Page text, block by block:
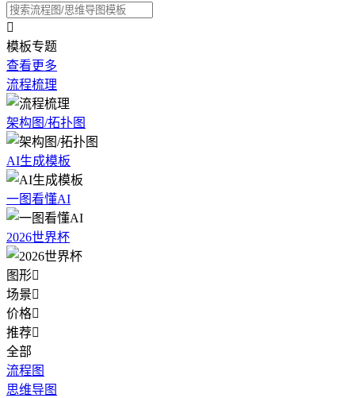

模板专题
查看更多
流程梳理
架构图/拓扑图
AI生成模板
一图看懂AI
2026世界杯
图形
场景
价格
推荐
全部
流程图
思维导图